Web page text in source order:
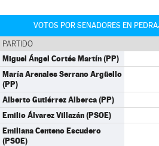
VOTOS POR SENADORES EN
PARTIDO
Miguel Ángel Cortés Martín (PP)
María Arenales Serrano Argüello
(PP)
Alberto Gutiérrez Alberca (PP)
Emilio Álvarez Villazán (PSOE)
Emiliana Centeno Escudero
(PSOE)